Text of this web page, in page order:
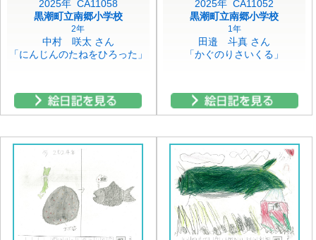
2025年 CA11058
黒潮町立南郷小学校
2年
中村 咲太 さん
「にんじんのたねをひろった」
2025年 CA11052
黒潮町立南郷小学校
1年
田邉 斗真 さん
「かぐのりさいくる」